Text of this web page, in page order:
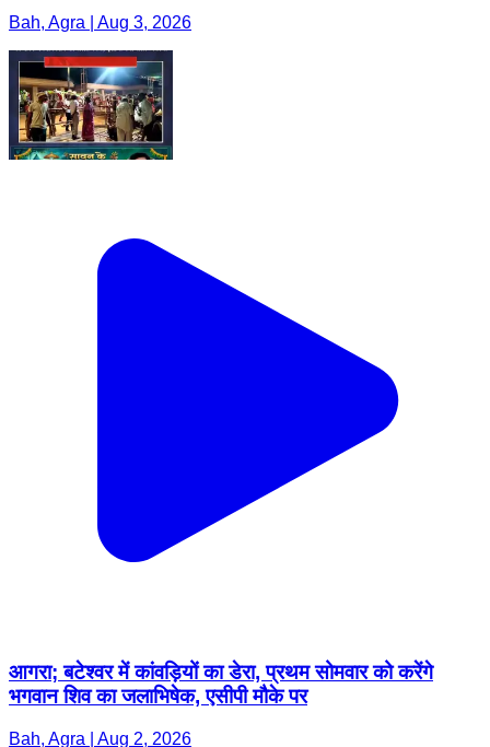
Bah, Agra | Aug 3, 2026
आगरा; बटेश्वर में कांवड़ियों का डेरा, प्रथम सोमवार को करेंगे
भगवान शिव का जलाभिषेक, एसीपी मौके पर
Bah, Agra | Aug 2, 2026